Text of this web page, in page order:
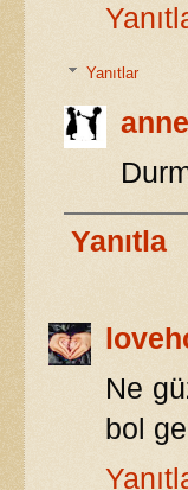
Yanıtlar
Yanıtla
Ne
bol